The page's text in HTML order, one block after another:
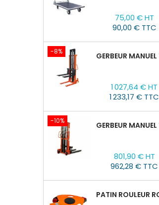
75,00 € HT
90,00 € TTC
-8%
base
1 027,64 € HT
1 233,17 € TTC
-10%
base
801,90 € HT
962,28 € TTC